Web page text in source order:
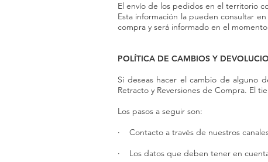
El envío de los pedidos en el territorio
Esta información la pueden consultar
compra y será informado en el
POLÍTICA DE CAMBIOS Y
Si deseas hacer el cambio de alguno
Retracto y Reversiones de Compra. El
Los pasos a seguir son:
· Contacto a través de nuestros
· Los datos que deben tener en